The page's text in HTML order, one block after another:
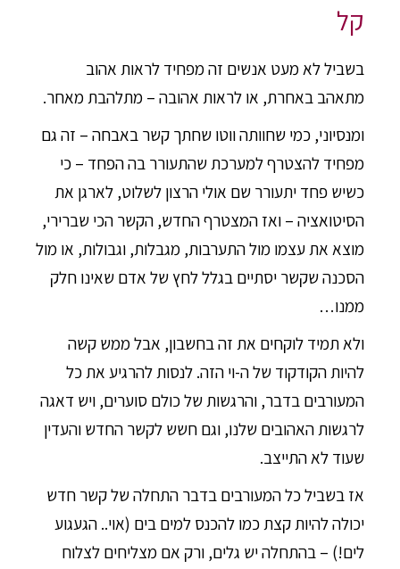
קל
בשביל לא מעט אנשים זה מפחיד לראות אהוב
מתאהב באחרת, או לראות אהובה – מתלהבת מאחר.
ומנסיוני, כמי שחוותה ווטו שחתך קשר באבחה – זה גם
מפחיד להצטרף למערכת שהתעורר בה הפחד – כי
כשיש פחד יתעורר שם אולי הרצון לשלוט, לארגן את
הסיטואציה – ואז המצטרף החדש, הקשר הכי שברירי,
מוצא את עצמו מול התערבות, מגבלות, וגבולות, או מול
הסכנה שקשר יסתיים בגלל לחץ של אדם שאינו חלק
ממנו…
ולא תמיד לוקחים את זה בחשבון, אבל ממש קשה
להיות הקודקוד של ה-וי הזה. לנסות להרגיע את כל
המעורבים בדבר, והרגשות של כולם סוערים, ויש דאגה
לרגשות האהובים שלנו, וגם חשש לקשר החדש והעדין
שעוד לא התייצב.
אז בשביל כל המעורבים בדבר התחלה של קשר חדש
יכולה להיות קצת כמו להכנס למים בים (אוי.. הגעגוע
לים!) – בהתחלה יש גלים, ורק אם מצליחים לצלוח